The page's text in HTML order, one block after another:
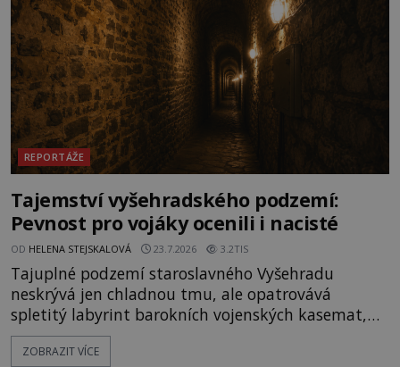
REPORTÁŽE
Tajemství vyšehradského podzemí:
Pevnost pro vojáky ocenili i nacisté
OD HELENA STEJSKALOVÁ 23.7.2026 3.2TIS
Tajuplné podzemí staroslavného Vyšehradu
neskrývá jen chladnou tmu, ale opatrovává
spletitý labyrint barokních vojenských kasemat,
zapomenuté chrámy a vzácné národní poklady.
Hluboko uvnitř mohutné skály nad řekou Vltavou
ZOBRAZIT VÍCE